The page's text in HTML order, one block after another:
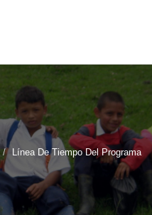
Línea De Tiempo Del Programa